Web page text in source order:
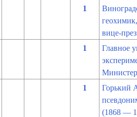
1
вице-
1
Главное
1
Горький
(1868 —